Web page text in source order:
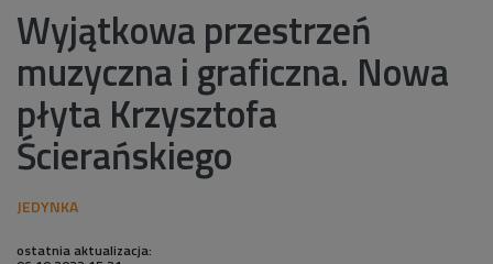
Wyjątkowa przestrzeń
muzyczna i graficzna. Nowa
płyta Krzysztofa
Ścierańskiego
ostatnia aktualizacja: